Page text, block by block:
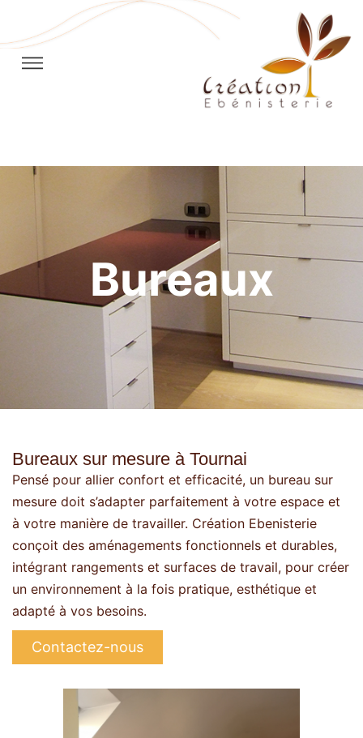
Bureaux
Bureaux sur mesure à Tournai
Pensé pour allier confort et efficacité, un bureau sur
mesure doit s’adapter parfaitement à votre espace et
à votre manière de travailler. Création Ebenisterie
conçoit des aménagements fonctionnels et durables,
intégrant rangements et surfaces de travail, pour créer
un environnement à la fois pratique, esthétique et
adapté à vos besoins.
Contactez-nous